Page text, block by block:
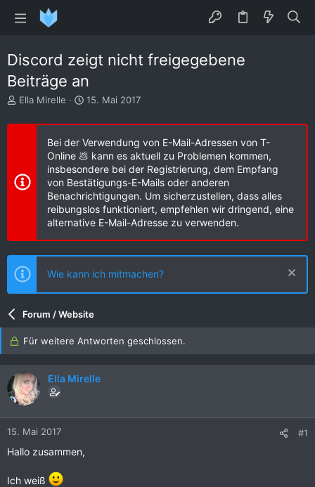
Discord zeigt nicht freigegebene
Beiträge an
E
s
l
e
Ella Mirelle
E
s
t
e
l
l
t
a
m
15. Mai 2017
Bei der Verwendung von E-Mail-Adressen von T-
Online 💩 kann es aktuell zu Problemen kommen,
insbesondere bei der Registrierung, dem Empfang
von Bestätigungs-E-Mails oder anderen
Benachrichtigungen. Um sicherzustellen, dass alles
reibungslos funktioniert, empfehlen wir dringend, eine
alternative E-Mail-Adresse zu verwenden.
Wie kann ich mitmachen?
Forum / Website
Für weitere Antworten geschlossen.
Ella Mirelle
15. Mai 2017 #1
Hallo zusammen,
Ich weiß